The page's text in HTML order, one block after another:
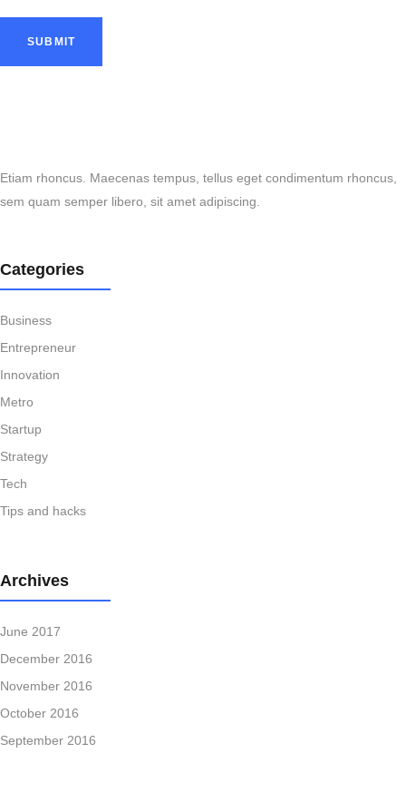
Etiam rhoncus. Maecenas tempus, tellus eget condimentum rhoncus,
sem quam semper libero, sit amet adipiscing.
Categories
Business
Entrepreneur
Innovation
Metro
Startup
Strategy
Tech
Tips and hacks
Archives
June 2017
December 2016
November 2016
October 2016
September 2016